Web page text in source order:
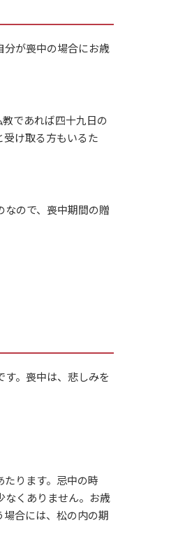
分が喪中の場合にお歳
であれば四十九日の
け取る方もいるた
ので、喪中期間の贈
。喪中は、悲しみを
ります。忌中の時
なくありません。お歳
合には、松の内の期